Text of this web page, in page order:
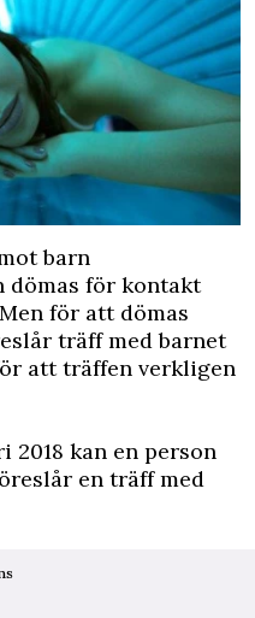
barn
dömas för kontakt
för att dömas
träff med barnet
att träffen verkligen
2018 kan en person
en träff med